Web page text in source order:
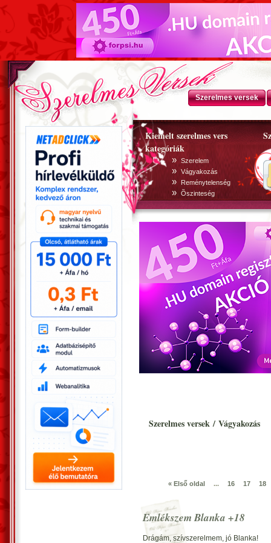
Szerelmes versek
Kiemelt szerelmes vers
kategóriák
» Szerelem
» Vágyakozás
» Reménytelenség
» Õszinteség
Szerelmes versek / Vágyakozás
« Első oldal ... 16 17 18
Emlékszem Blanka +18
Drágám, szívszerelmem, jó Blanka!